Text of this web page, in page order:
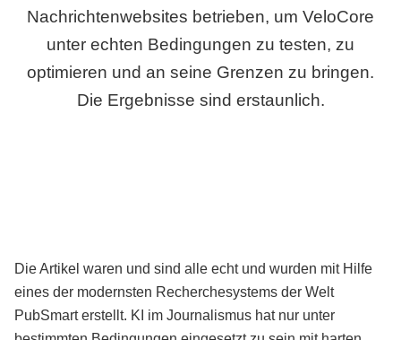
Nachrichtenwebsites betrieben, um VeloCore
unter echten Bedingungen zu testen, zu
optimieren und an seine Grenzen zu bringen.
Die Ergebnisse sind erstaunlich.
Die Artikel waren und sind alle echt und wurden mit Hilfe
eines der modernsten Recherchesystems der Welt
PubSmart erstellt. KI im Journalismus hat nur unter